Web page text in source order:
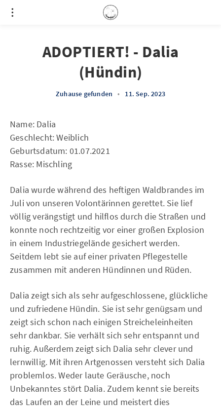
ADOPTIERT! - Dalia
(Hündin)
Zuhause gefunden • 11. Sep. 2023
Name: Dalia
Geschlecht: Weiblich
Geburtsdatum: 01.07.2021
Rasse: Mischling
Dalia wurde während des heftigen Waldbrandes im
Juli von unseren Volontärinnen gerettet. Sie lief
völlig verängstigt und hilflos durch die Straßen und
konnte noch rechtzeitig vor einer großen Explosion
in einem Industriegelände gesichert werden.
Seitdem lebt sie auf einer privaten Pflegestelle
zusammen mit anderen Hündinnen und Rüden.
Dalia zeigt sich als sehr aufgeschlossene, glückliche
und zufriedene Hündin. Sie ist sehr genügsam und
zeigt sich schon nach einigen Streicheleinheiten
sehr dankbar. Sie verhält sich sehr entspannt und
ruhig. Außerdem zeigt sich Dalia sehr clever und
lernwillig. Mit ihren Artgenossen versteht sich Dalia
problemlos. Weder laute Geräusche, noch
Unbekanntes stört Dalia. Zudem kennt sie bereits
das Laufen an der Leine und meistert dies